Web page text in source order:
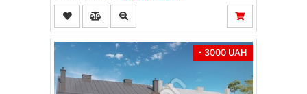
- 3000 UAH